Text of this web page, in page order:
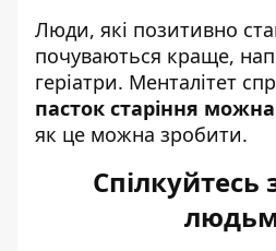
Люди, які позитивно
почуваються краще,
геріатри. Менталітет
пасток старіння
як це можна зробити.